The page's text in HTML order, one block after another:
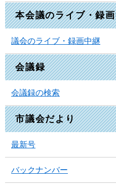
本会議のライブ・録
議会のライブ・録画中継
会議録
会議録の検索
市議会だより
最新号
バックナンバー